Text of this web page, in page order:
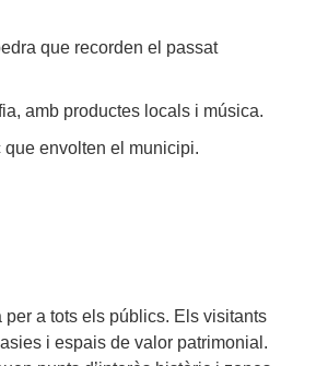
que recorden el passat
amb productes locals i música.
envolten el municipi.
a tots els públics. Els visitants
i espais de valor patrimonial.